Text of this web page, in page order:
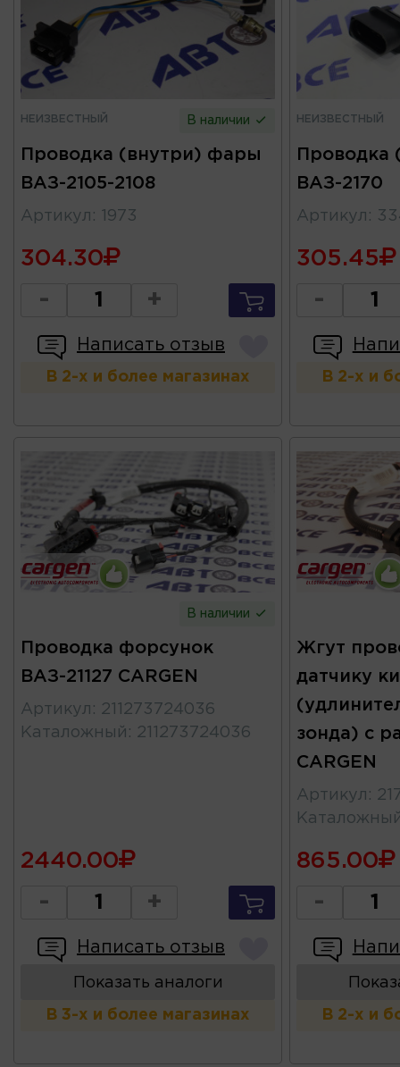
НЕИЗВЕСТНЫЙ В наличии
Проводка (внутри) фары
ВАЗ-2105-2108
Артикул : 1973
304.30
- +
Написать отзыв
В 2-х и более магазинах
НЕИЗВЕСТНЫЙ
Проводка
ВАЗ-2170
Артикул :
305.45
-
В 2-х и
В наличии
Проводка форсунок
ВАЗ-21127 CARGEN
Артикул : 211273724036
Каталожный : 211273724036
2440.00
- +
Написать отзыв
Показать аналоги
В 3-х и более магазинах
Жгут
датчику
зонда) с
CARGEN
Артикул :
865.00
-
В 2-х и